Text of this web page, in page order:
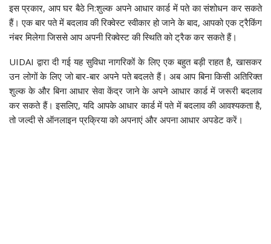
इस प्रकार, आप घर बैठे नि:शुल्क अपने आधार कार्ड में पते का संशोधन कर सकते
हैं। एक बार पते में बदलाव की रिक्वेस्ट स्वीकार हो जाने के बाद, आपको एक ट्रैकिंग
नंबर मिलेगा जिससे आप अपनी रिक्वेस्ट की स्थिति को ट्रैक कर सकते हैं।
UIDAI द्वारा दी गई यह सुविधा नागरिकों के लिए एक बहुत बड़ी राहत है, खासकर
उन लोगों के लिए जो बार-बार अपने पते बदलते हैं। अब आप बिना किसी अतिरिक्त
शुल्क के और बिना आधार सेवा केंद्र जाने के अपने आधार कार्ड में जरूरी बदलाव
कर सकते हैं। इसलिए, यदि आपके आधार कार्ड में पते में बदलाव की आवश्यकता है,
तो जल्दी से ऑनलाइन प्रक्रिया को अपनाएं और अपना आधार अपडेट करें।